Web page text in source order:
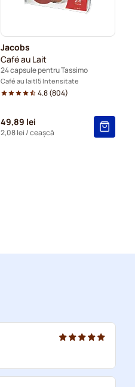
Jacobs
Café au Lait
24 capsule pentru Tassimo
Café au lait 5 Intensitate
4.8(804)
49,89 lei
2,08 lei / ceașcă